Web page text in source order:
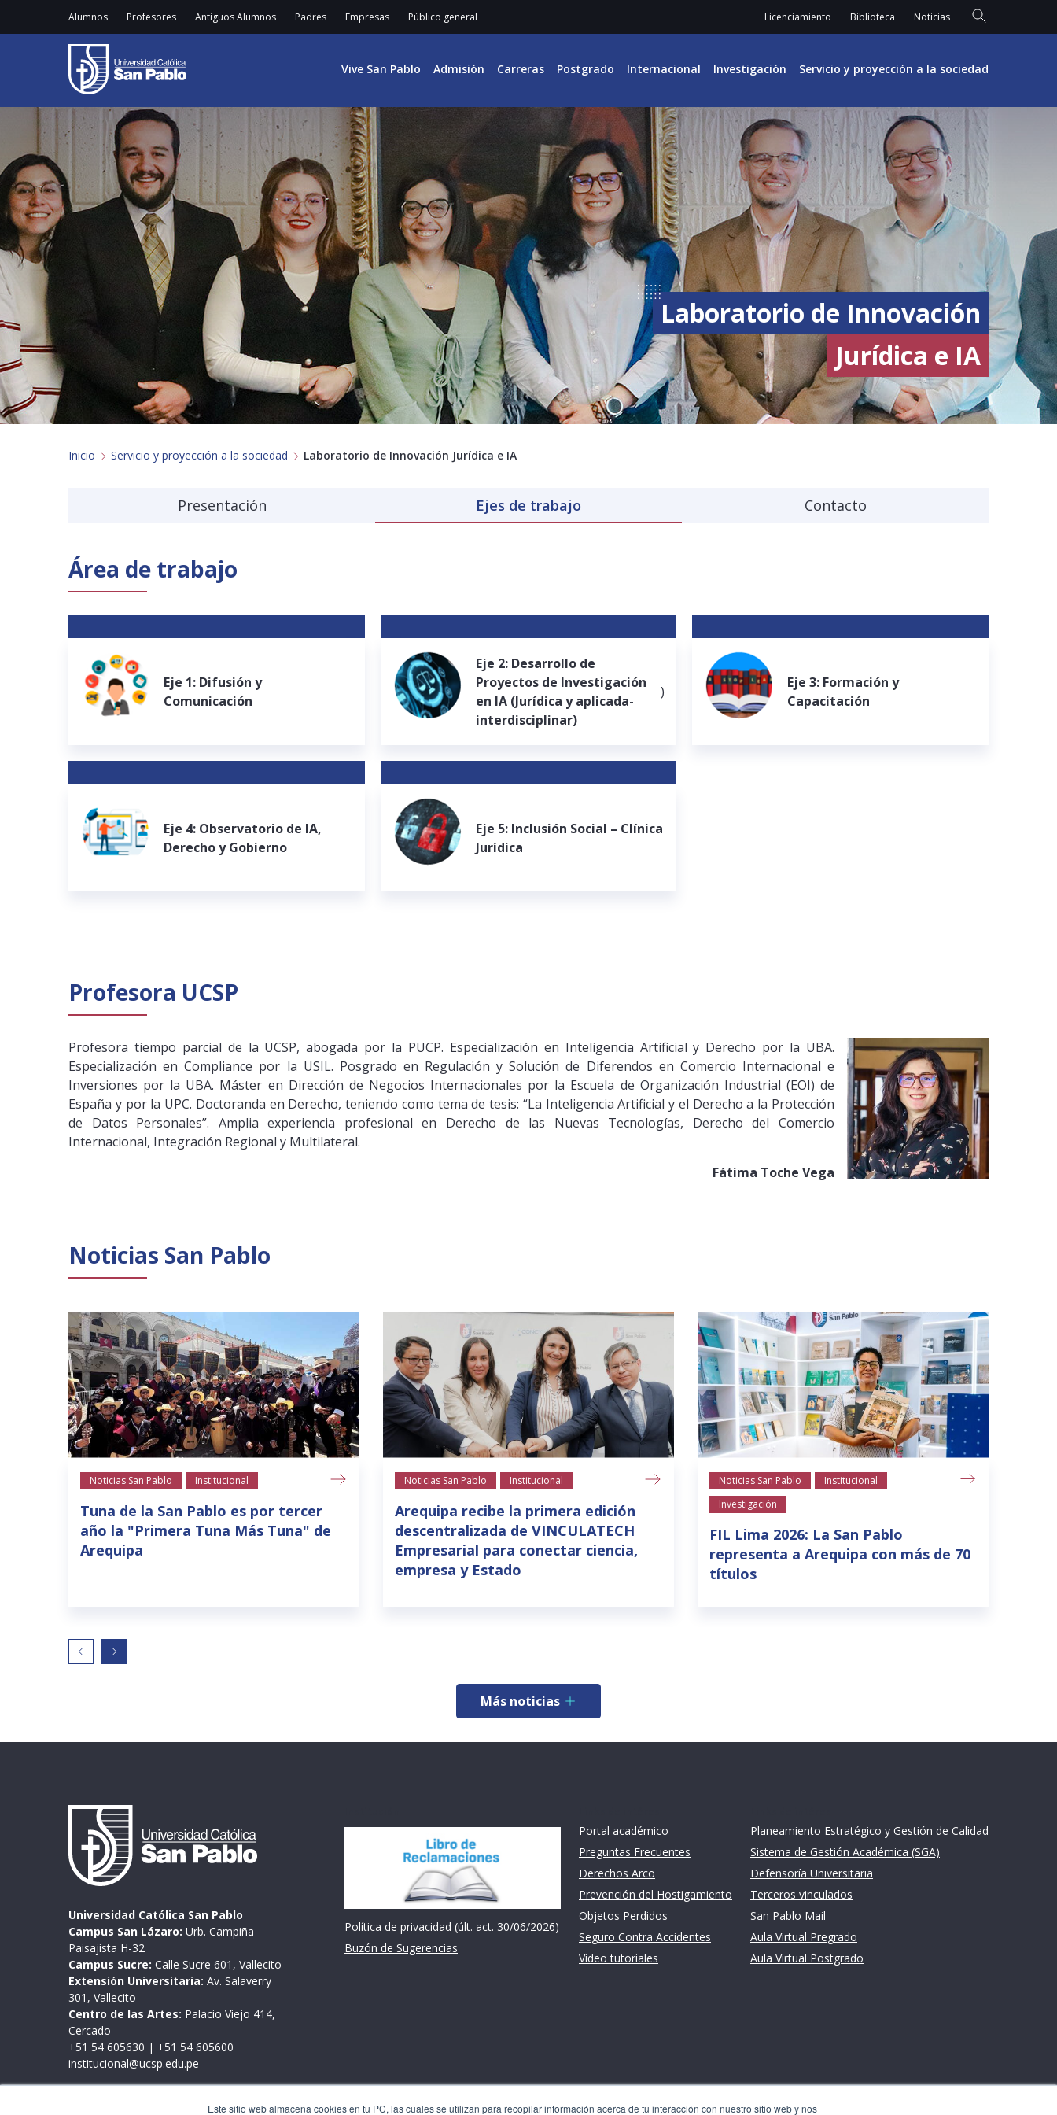
Este sitio web almacena cookies en tu PC, las cuales se utilizan para recopilar información acerca de tu interacción con nuestro sitio web y nos
Alumnos Profesores Antiguos Alumnos Padres Empresas Público general Licenciamiento Biblioteca Noticias
Vive San Pablo Admisión Carreras Postgrado Internacional Investigación Servicio y proyección a la sociedad
Laboratorio de Innovación
Jurídica e IA
Inicio Servicio y proyección a la sociedad Laboratorio de Innovación Jurídica e IA
Presentación Ejes de trabajo Contacto
Área de trabajo
Eje 1: Difusión y
Comunicación
Eje 2: Desarrollo de
Proyectos de Investigación
en IA (Jurídica y aplicada-
interdisciplinar)
)
Eje 3: Formación y
Capacitación
Eje 4: Observatorio de IA,
Derecho y Gobierno
Eje 5: Inclusión Social – Clínica
Jurídica
Profesora UCSP
Profesora tiempo parcial de la UCSP, abogada por la PUCP. Especialización en Inteligencia Artificial y Derecho por la UBA.
Especialización en Compliance por la USIL. Posgrado en Regulación y Solución de Diferendos en Comercio Internacional e
Inversiones por la UBA. Máster en Dirección de Negocios Internacionales por la Escuela de Organización Industrial (EOI) de
España y por la UPC. Doctoranda en Derecho, teniendo como tema de tesis: “La Inteligencia Artificial y el Derecho a la Protección
de Datos Personales”. Amplia experiencia profesional en Derecho de las Nuevas Tecnologías, Derecho del Comercio
Internacional, Integración Regional y Multilateral.
Fátima Toche Vega
Noticias San Pablo
Noticias San Pablo Institucional
Tuna de la San Pablo es por tercer
año la "Primera Tuna Más Tuna" de
Arequipa
Noticias San Pablo Institucional
Arequipa recibe la primera edición
descentralizada de VINCULATECH
Empresarial para conectar ciencia,
empresa y Estado
Noticias San Pablo
Institucional
Investigación
FIL Lima 2026: La San Pablo
representa a Arequipa con más de 70
títulos
Más noticias
Universidad Católica San Pablo
Campus San Lázaro: Urb. Campiña
Paisajista H-32
Campus Sucre: Calle Sucre 601, Vallecito
Extensión Universitaria: Av. Salaverry
301, Vallecito
Centro de las Artes: Palacio Viejo 414,
Cercado
+51 54 605630 | +51 54 605600
institucional@ucsp.edu.pe
Política de privacidad (últ. act. 30/06/2026)
Buzón de Sugerencias
Portal académico
Preguntas Frecuentes
Derechos Arco
Prevención del Hostigamiento
Objetos Perdidos
Seguro Contra Accidentes
Video tutoriales
Planeamiento Estratégico y Gestión de Calidad
Sistema de Gestión Académica (SGA)
Defensoría Universitaria
Terceros vinculados
San Pablo Mail
Aula Virtual Pregrado
Aula Virtual Postgrado